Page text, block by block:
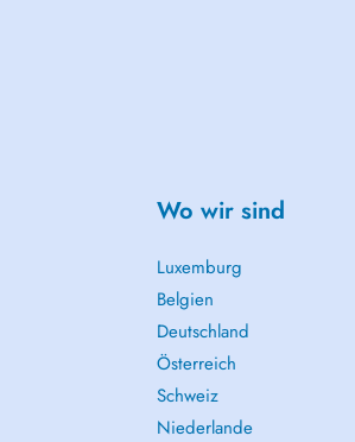
Wo wir sind
Luxemburg
Belgien
Deutschland
Österreich
Schweiz
Niederlande